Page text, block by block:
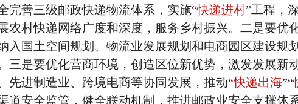
完善三级邮政快递物流体系，实施“快递进村”工程，
农村快递网络广度和深度，服务乡村振兴。二是要优
入国土空间规划、物流业发展规划和电商园区建设规
三是要优化营商环境，创造区位新优势，激发发展新
先进制造业、跨境电商等协同发展，推动“快递出海”“
道安全监管，健全联动机制，推进邮政业安全支撑体